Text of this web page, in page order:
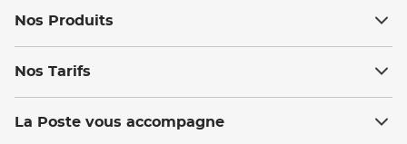
Nos Produits
Nos Tarifs
La Poste vous accompagne